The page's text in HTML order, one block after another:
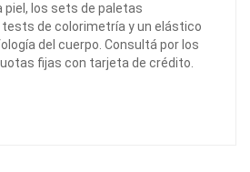
piel, los sets de paletas
de colorimetría y un elástico
del cuerpo. Consultá por los
fijas con tarjeta de crédito.